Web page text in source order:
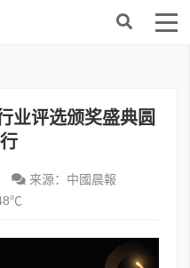
业评选颁奖盛典圆
来源：中國晨報